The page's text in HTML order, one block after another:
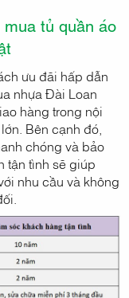
tủ quần áo
ưu đãi hấp dẫn
nhựa Đài Loan
hàng trong nội
Bên cạnh đó,
chóng và bảo
tận tình sẽ giúp
nhu cầu và không